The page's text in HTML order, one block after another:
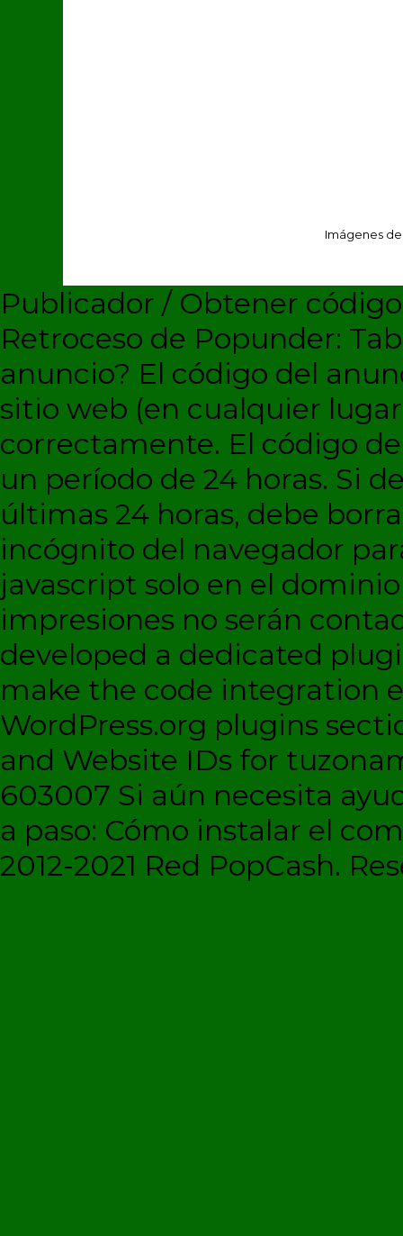
Imágenes
Publicador / Obtener
Retroceso de Popunder:
anuncio? El código del
sitio web (en cualquier
correctamente. El código
un período de 24 horas. Si
últimas 24 horas, debe
incógnito del navegador
javascript solo en el
impresiones no serán
developed a dedicated
make the code integration
WordPress.org plugins
and Website IDs for
603007 Si aún necesita
a paso: Cómo instalar el
2012-2021 Red PopCash.